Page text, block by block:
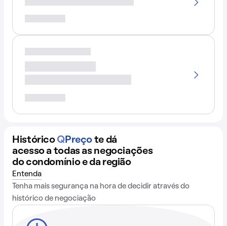
Histórico QPreço te dá
acesso a todas as negociações
do condomínio e da região
Entenda
Tenha mais segurança na hora de decidir através do
histórico de negociação